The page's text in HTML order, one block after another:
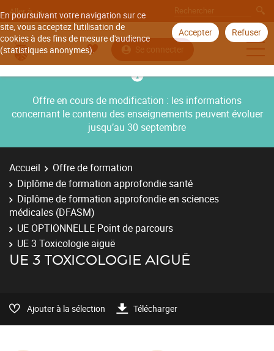
En poursuivant votre navigation sur ce
site, vous acceptez l'utilisation de
cookies à des fins de mesure d'audience
(statistiques anonymes).
Accepter Refuser
Aller à
Se connecter
Offre en cours de modification : les informations
concernant le contenu des enseignements peuvent évoluer
jusqu’au 30 septembre
Accueil
Offre de formation
Diplôme de formation approfondie santé
Diplôme de formation approfondie en sciences
médicales (DFASM)
UE OPTIONNELLE Point de parcours
UE 3 Toxicologie aiguë
UE 3 TOXICOLOGIE AIGUË
Ajouter à la sélection Télécharger